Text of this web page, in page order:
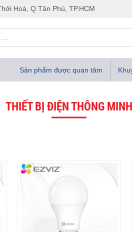
Hoà, Q.Tân Phú, TP.HCM
Sản phẩm được quan tâm
THIẾT BỊ ĐIỆN THÔNG MINH